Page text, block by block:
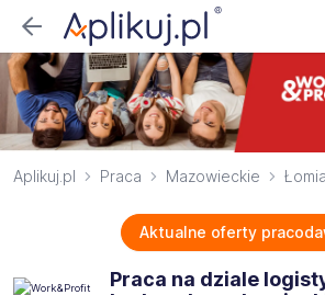
Aplikuj.pl Praca Mazowieckie
Aktualne oferty
Praca na dziale